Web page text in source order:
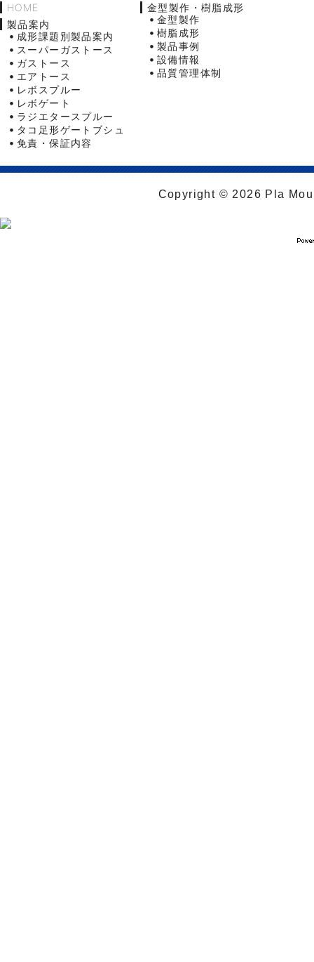
HOME
製品案内
成形課題別製品案内
スーパーガストース
ガストース
エアトース
レボスプルー
レボゲート
ラジエタースプルー
タコ足形ゲートブシュ
免責・保証内容
金型製作・樹脂成形
金型製作
樹脂成形
製品事例
設備情報
品質管理体制
Copyright © 2026 Pla